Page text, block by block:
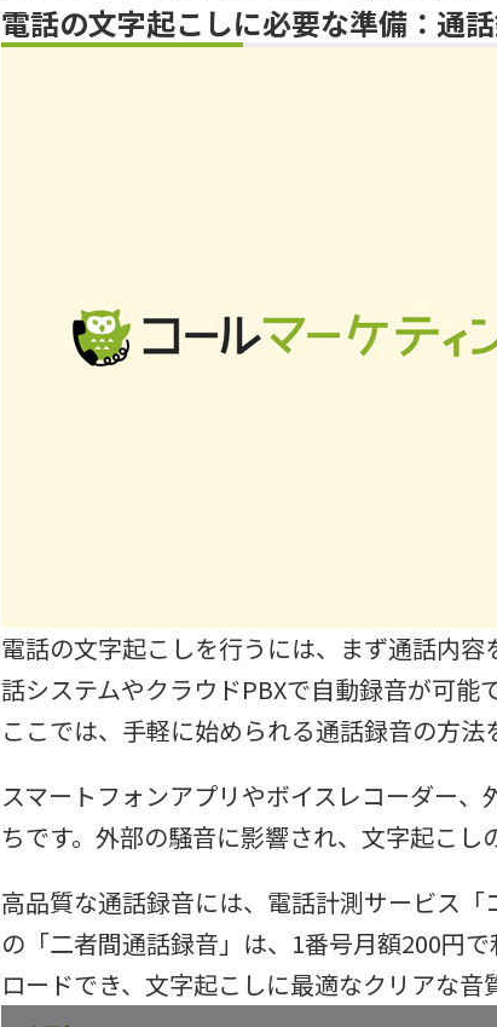
電話の文字起こしに必要な準備：通
電話の文字起こしを行うには、まず通話内
話システムやクラウドPBXで自動録音が可能
ここでは、手軽に始められる通話録音の方法
スマートフォンアプリやボイスレコーダー
ちです。外部の騒音に影響され、文字起こし
高品質な通話録音には、電話計測サービス
の「二者間通話録音」は、1番号月額200円
ロードでき、文字起こしに最適なクリアな音